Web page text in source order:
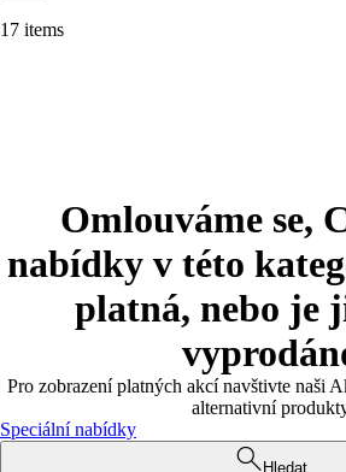
17 items
Omlouváme se,
nabídky v této
platná, nebo je
Pro zobrazení platných akcí navštivte naši
alternativní
Speciální nabídky
Hledat